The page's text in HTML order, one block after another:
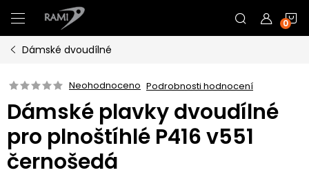
na
obsah
Dámské dvoudílné
Neohodnoceno Podrobnosti hodnocení
Dámské plavky dvoudílné
pro plnoštíhlé P416 v551
černošedá